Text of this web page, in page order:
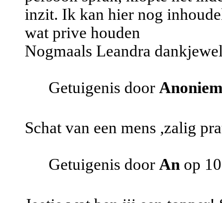
inzit. Ik kan hier nog
wat prive houden
Nogmaals Leandra
Getuigenis door
Schat van een mens ,zalig
Getuigenis door An op